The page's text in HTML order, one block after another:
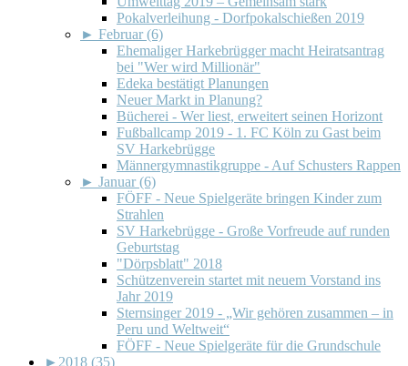
Pokalverleihung - Dorfpokalschießen 2019
► Februar (6)
Ehemaliger Harkebrügger macht Heiratsantrag
bei "Wer wird Millionär"
Edeka bestätigt Planungen
Neuer Markt in Planung?
Bücherei - Wer liest, erweitert seinen Horizont
Fußballcamp 2019 - 1. FC Köln zu Gast beim
SV Harkebrügge
Männergymnastikgruppe - Auf Schusters Rappen
► Januar (6)
FÖFF - Neue Spielgeräte bringen Kinder zum
Strahlen
SV Harkebrügge - Große Vorfreude auf runden
Geburtstag
"Dörpsblatt" 2018
Schützenverein startet mit neuem Vorstand ins
Jahr 2019
Sternsinger 2019 - „Wir gehören zusammen – in
Peru und Weltweit“
FÖFF - Neue Spielgeräte für die Grundschule
► 2018 (35)